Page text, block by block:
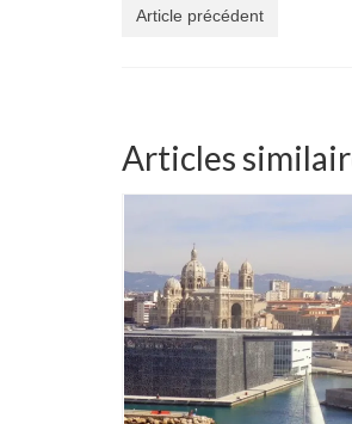
Article précédent
Articles